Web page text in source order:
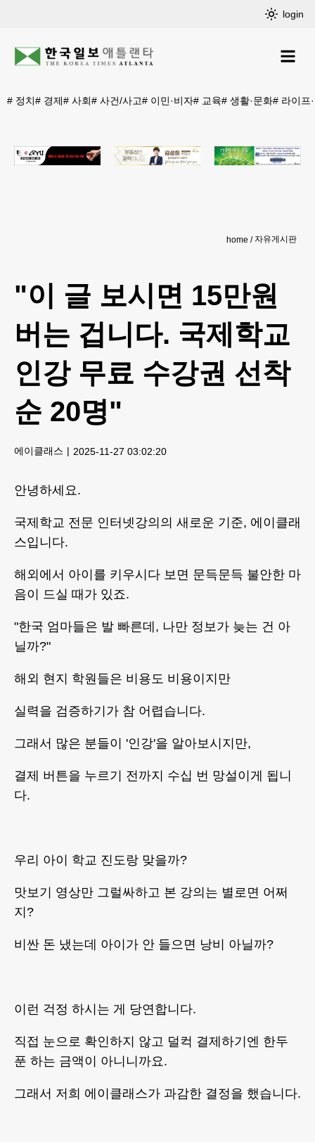
login
# 정치# 경제# 사회# 사건/사고# 이민·비자# 교육# 생활·문화# 라이프
home 자유게시판
"이 글 보시면 15만원
버는 겁니다. 국제학교
인강 무료 수강권 선착
순 20명"
에이클래스 2025-11-27 03:02:20
안녕하세요.
국제학교 전문 인터넷강의의 새로운 기준, 에이클래
스입니다.
해외에서 아이를 키우시다 보면 문득문득 불안한 마
음이 드실 때가 있죠.
"한국 엄마들은 발 빠른데, 나만 정보가 늦는 건 아
닐까?"
해외 현지 학원들은 비용도 비용이지만
실력을 검증하기가 참 어렵습니다.
그래서 많은 분들이 '인강'을 알아보시지만,
결제 버튼을 누르기 전까지 수십 번 망설이게 됩니
다.
​우리 아이 학교 진도랑 맞을까?
맛보기 영상만 그럴싸하고 본 강의는 별로면 어쩌
지?​
비싼 돈 냈는데 아이가 안 들으면 낭비 아닐까?
이런 걱정 하시는 게 당연합니다.
직접 눈으로 확인하지 않고 덜컥 결제하기엔 한두
푼 하는 금액이 아니니까요.
그래서 저희 에이클래스가 과감한 결정을 했습니다.